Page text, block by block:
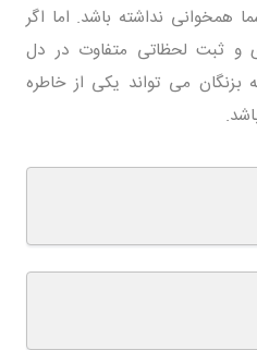
همخوانی نداشته باشد. اما اگر
و ثبت لحظاتی متفاوت در دل
بزنگان می تواند یکی از خاطره